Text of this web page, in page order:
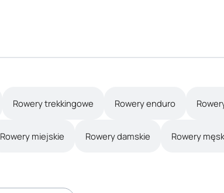
Rowery trekkingowe Rowery enduro
Rowery miejskie Rowery damskie Rowery